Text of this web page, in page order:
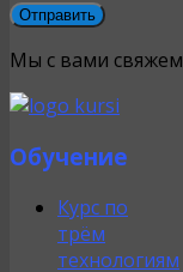
Мы с вами
Обучение
Курс по
трём
технологиям